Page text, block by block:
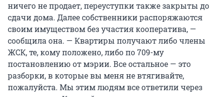
ничего не продает, переуступки также закрыты до
сдачи дома. Далее собственники распоряжаются
своим имуществом без участия кооператива, —
сообщила она. — Квартиры получают либо члены
ЖСК, те, кому положено, либо по 709-му
постановлению от мэрии. Все остальное — это
разборки, в которые вы меня не втягивайте,
пожалуйста. Мы этим людям все ответили через